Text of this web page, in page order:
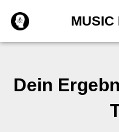
Inhalt
springen
MUSIC
Dein